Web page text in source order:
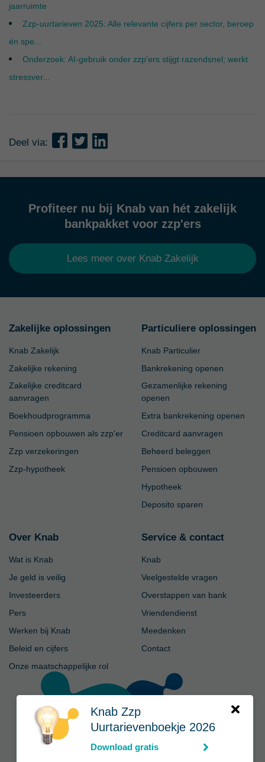
jaarruimte
Zzp-uurtarieven 2025: Alle relevante cijfers per sector, beroep
én spe...
Onderzoek: AI-gebruik onder zzp'ers stijgt razendsnel; werkt
stressver...
Deel via:
Knab Zzp
Uurtarievenboekje 2026
Download gratis
Profiteer nu bij Knab van hét zakelijk
bankpakket voor zzp'ers
Lees meer over Knab Zakelijk
Zakelijke oplossingen
Knab Zakelijk
Zakelijke rekening
Zakelijke creditcard
aanvragen
Boekhoudprogramma
Pensioen opbouwen als zzp'er
Zzp verzekeringen
Zzp-hypotheek
Particuliere oplossingen
Knab Particulier
Bankrekening openen
Gezamenlijke rekening
openen
Extra bankrekening openen
Creditcard aanvragen
Beheerd beleggen
Pensioen opbouwen
Hypotheek
Deposito sparen
Over Knab
Wat is Knab
Je geld is veilig
Investeerders
Pers
Werken bij Knab
Beleid en cijfers
Onze maatschappelijke rol
Service & contact
Knab
Veelgestelde vragen
Overstappen van bank
Vriendendienst
Meedenken
Contact